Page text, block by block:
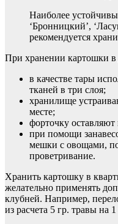
Наиболее
‘Бронницкий’,
рекомендуется
При хранении картошки
в качестве тары
тканей в три слоя;
хранилище
месте;
форточку
при помощи
мешки с овощами,
проветривание.
Хранить картошку в
желательно применять
клубней. Например,
из расчета 5 гр. травы на